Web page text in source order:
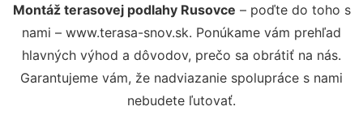
Montáž terasovej podlahy Rusovce – poďte do toho s
nami – www.terasa-snov.sk. Ponúkame vám prehľad
hlavných výhod a dôvodov, prečo sa obrátiť na nás.
Garantujeme vám, že nadviazanie spolupráce s nami
nebudete ľutovať.